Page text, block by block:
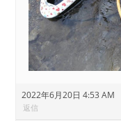
2022年6月20日 4:53 AM
返信